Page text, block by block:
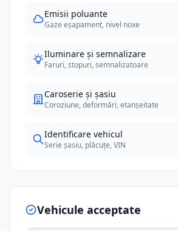
Emisii poluante
Gaze eșapament, nivel noxe
Iluminare și semnalizare
Faruri, stopuri, semnalizatoare
Caroserie și șasiu
Coroziune, deformări, etanșeitate
Identificare vehicul
Serie șasiu, plăcuțe, VIN
Vehicule acceptate